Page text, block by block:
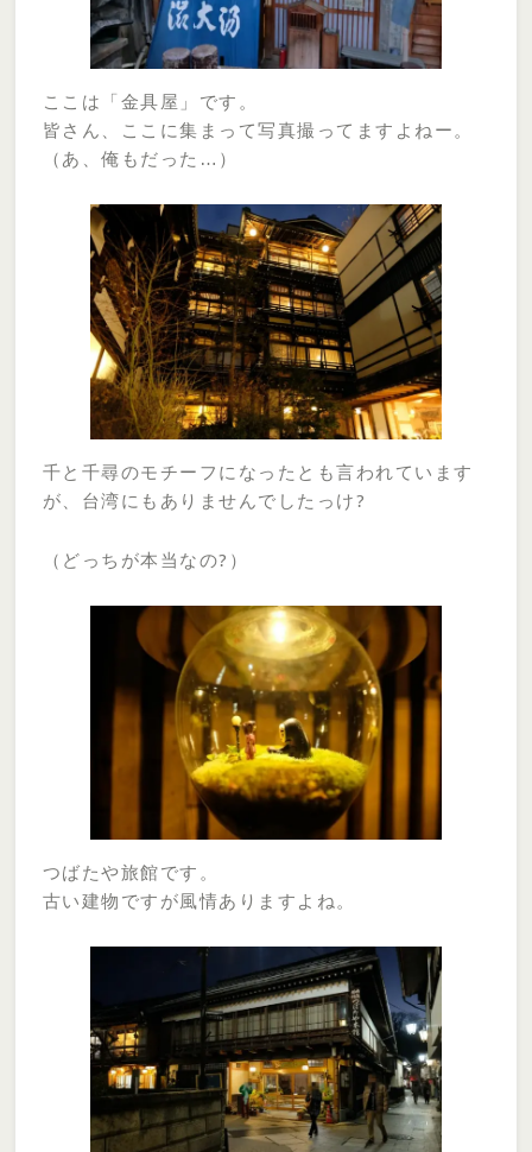
ここは「金具屋」です。
皆さん、ここに集まって写真撮ってますよねー。
（あ、俺もだった…）
千と千尋のモチーフになったとも言われています
が、台湾にもありませんでしたっけ?
（どっちが本当なの?）
つばたや旅館です。
古い建物ですが風情ありますよね。